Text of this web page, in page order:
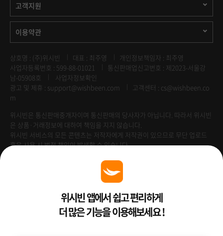
고객지원
이용약관
상호명 : (주)위시빈 대표 : 최주영
개인정보책임자 : 최주영
사업자등록번호 : 599-88-01021
통신판매업신고번호 : 제2023-서울강
남-05908호
사업자정보확인
광고 및 제휴 : support@wishbeen.com
고객센터 : cs@wishbeen.co
m
위시빈은 통신판매중개자이며 통신판매의 당사자가 아닙니다. 따라서 위시빈
은 상품·거래정보에 대하여 책임을 지지 않습니다.
위시빈 서비스의 모든 콘텐츠는 저작자에게 저작권이 있으므로 무단 업로드
혹은 사용 시 법적 책임이 발생할 수 있습니다.
Venture Enterprise위시빈 앱에서 쉽고 편리하게
더 많은 기능을 이용해보세요 !